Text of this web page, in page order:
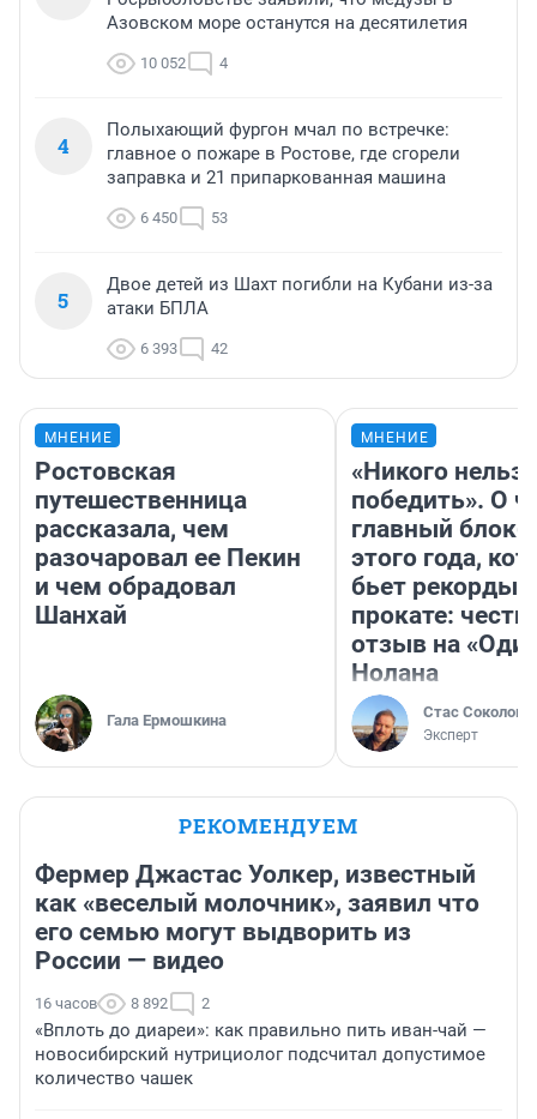
Азовском море останутся на десятилетия
10 052 4
4
Полыхающий фургон мчал по встречке:
главное о пожаре в Ростове, где сгорели
заправка и 21 припаркованная машина
6 450 53
5
Двое детей из Шахт погибли на Кубани из-за
атаки БПЛА
6 393 42
МНЕНИЕ
Ростовская
путешественница
рассказала, чем
разочаровал ее Пекин
и чем обрадовал
Шанхай
Гала Ермошкина
МНЕНИЕ
«Никого нельзя
победить». О
главный
этого года,
бьет рекорды в
прокате:
отзыв на
Нолана
Стас Соколов
Эксперт
РЕКОМЕНДУЕМ
Фермер Джастас Уолкер, известный
как «веселый молочник», заявил что
его семью могут выдворить из
России — видео
16 часов 8 892 2
«Вплоть до диареи»: как правильно пить иван-чай —
новосибирский нутрициолог подсчитал допустимое
количество чашек